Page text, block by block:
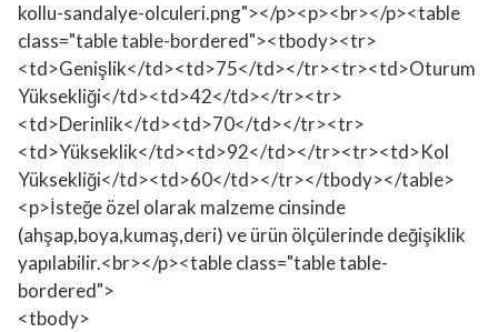
kollu-sandalye-olculeri.png"></p><p><br></p><table
class="table table-bordered"><tbody><tr>
<td>Genişlik</td><td>75</td></tr><tr><td>Oturum
Yüksekliği</td><td>42</td></tr><tr>
<td>Derinlik</td><td>70</td></tr><tr>
<td>Yükseklik</td><td>92</td></tr><tr><td>Kol
Yüksekliği</td><td>60</td></tr></tbody></table>
<p>İsteğe özel olarak malzeme cinsinde
(ahşap,boya,kumaş,deri) ve ürün ölçülerinde değişiklik
yapılabilir.<br></p><table class="table table-
bordered">
<tbody>